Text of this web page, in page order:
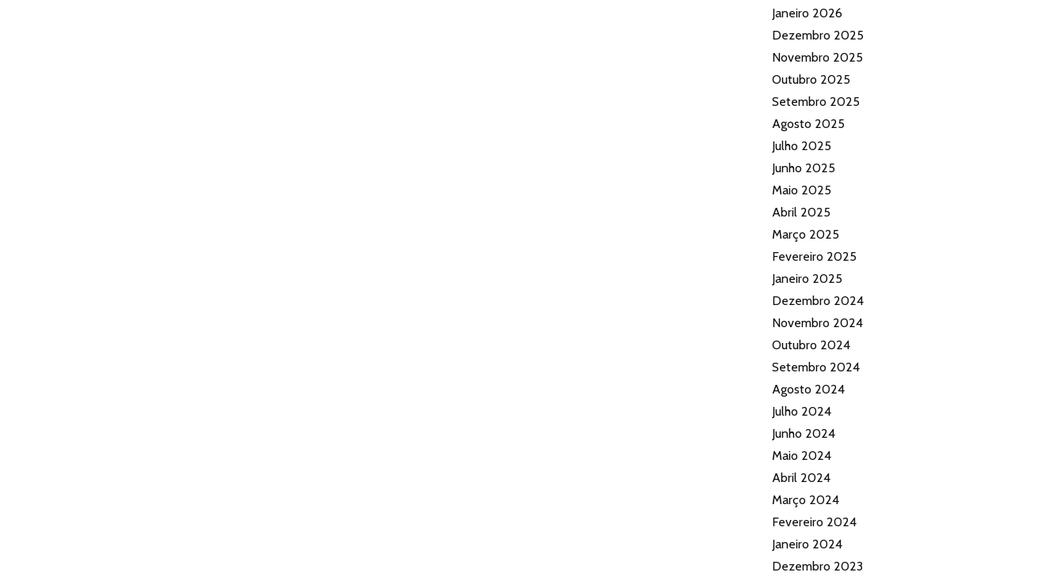
Janeiro 2026
Dezembro 2025
Novembro 2025
Outubro 2025
Setembro 2025
Agosto 2025
Julho 2025
Junho 2025
Maio 2025
Abril 2025
Março 2025
Fevereiro 2025
Janeiro 2025
Dezembro 2024
Novembro 2024
Outubro 2024
Setembro 2024
Agosto 2024
Julho 2024
Junho 2024
Maio 2024
Abril 2024
Março 2024
Fevereiro 2024
Janeiro 2024
Dezembro 2023